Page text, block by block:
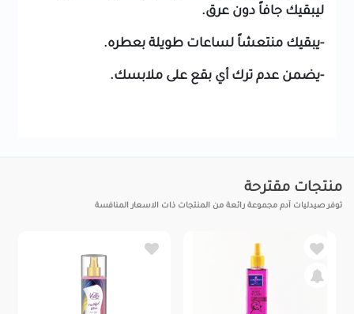
ليبقيك جافاً دون عرق.
-يبقيك منتعشاً لساعات طويلة بعطره.
-يضمن عدم ترك أي بقع على ملابسك.
منتجات مقترحة
توفر صيدليات آدم مجموعة رائعة من المنتجات ذات الاسعار المنافسة